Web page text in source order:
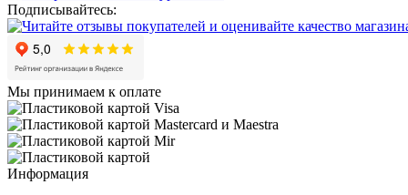
Подписывайтесь:
Мы принимаем к оплате
Информация